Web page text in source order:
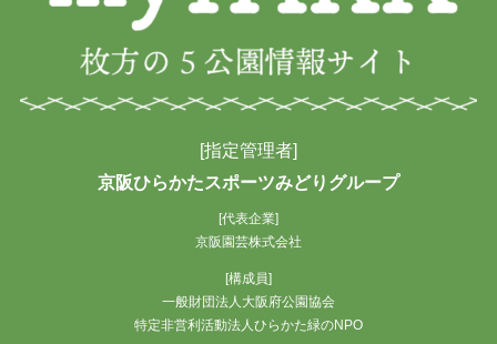
[指定管理者]
京阪ひらかたスポーツみどりグループ
[代表企業]
京阪園芸株式会社
[構成員]
一般財団法人大阪府公園協会
特定非営利活動法人ひらかた緑のNPO